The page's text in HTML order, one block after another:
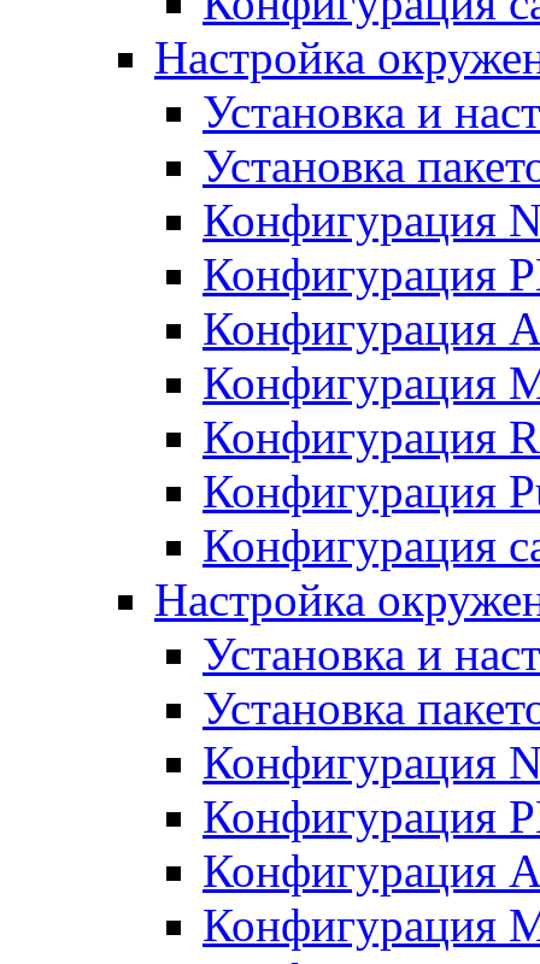
Настройка
Установка и
Установка
Конфигурация
Конфигурация
Конфигурация
Конфигурация
Конфигурация
Конфигурация
Конфигурация
Настройка
Установка и
Установка
Конфигурация
Конфигурация
Конфигурация
Конфигурация